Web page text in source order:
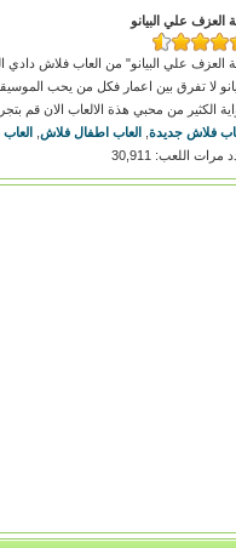
العزف علي البيانو
العزف علي البيانو" من العاب فلاش دادي
لا تفرق بين اعمار فكل من يحب
الكثير من محبي هذة الالعاب الان قم
فلاش جديدة العاب اطفال فلاش
مرات اللعب: 30,911